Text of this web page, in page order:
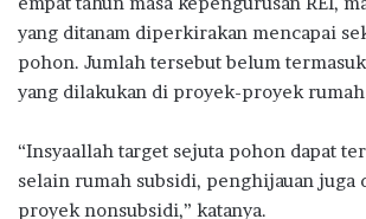
yang ditanam diperkirakan mencapai
pohon. Jumlah tersebut belum
yang dilakukan di proyek-proyek
“Insyaallah target sejuta pohon dapat
selain rumah subsidi, penghijauan juga
proyek nonsubsidi,” katanya.